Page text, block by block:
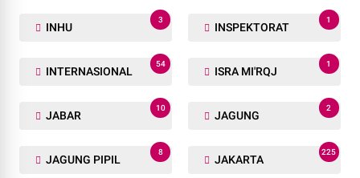
INHU
3
INSPEKTORAT
1
INTERNASIONAL
54
ISRA MI'RQJ
1
JABAR
10
JAGUNG
2
JAGUNG PIPIL
8
JAKARTA
225